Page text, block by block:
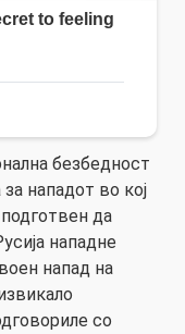
безбедност
нападот во кој
да
нападне
напад на
со